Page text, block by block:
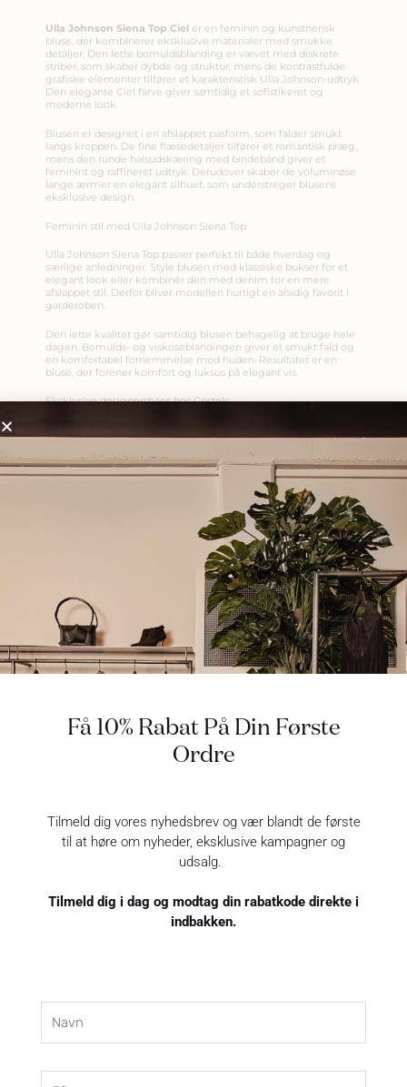
Ulla Johnson Siena Top Ciel er en feminin og kunstnerisk
bluse, der kombinerer eksklusive materialer med smukke
detaljer. Den lette bomuldsblanding er vævet med diskrete
striber, som skaber dybde og struktur, mens de kontrastfulde
grafiske elementer tilfører et karakteristisk Ulla Johnson-udtryk.
Den elegante Ciel farve giver samtidig et sofistikeret og
moderne look.
Blusen er designet i en afslappet pasform, som falder smukt
langs kroppen. De fine flæsedetaljer tilfører et romantisk præg,
mens den runde halsudskæring med bindebånd giver et
feminint og raffineret udtryk. Derudover skaber de voluminøse
lange ærmer en elegant silhuet, som understreger blusens
eksklusive design.
Feminin stil med Ulla Johnson Siena Top
Ulla Johnson Siena Top passer perfekt til både hverdag og
særlige anledninger. Style blusen med klassiske bukser for et
elegant look eller kombinér den med denim for en mere
afslappet stil. Derfor bliver modellen hurtigt en alsidig favorit i
garderoben.
Den lette kvalitet gør samtidig blusen behagelig at bruge hele
dagen. Bomulds- og viskoseblandingen giver et smukt fald og
en komfortabel fornemmelse mod huden. Resultatet er en
bluse, der forener komfort og luksus på elegant vis.
Eksklusive designerstyles hos Cristels
luksusbrands med fokus på kvalitet, pasform og tidløst design.
Se også vores udvalg af bluser og skjorter på Cristels.dk, hvor du
finder flere eksklusive styles fra sæsonens kollektioner.
Hvis du søger en bluse med kunstneriske detaljer og feminin
Ulla Johnson Siena Top Cielet oplagt valg.
Modellen kombinerer moderne design med eksklusive
materialer og kan bruges sæson efter sæson.
Model: Siena Top
Farve: Ciel
Materiale: 66% bomuld, 34% viskose
Pasform: Afslappet
Udskæring: Rund hals med bindebånd
Ærmer: Voluminøse lange ærmer
Fragt
Få 10% Rabat På Din Første
Ordre
Tilmeld dig vores nyhedsbrev og vær blandt de første
til at høre om nyheder, eksklusive kampagner og
udsalg.
Tilmeld dig i dag og modtag din rabatkode direkte i
indbakken.